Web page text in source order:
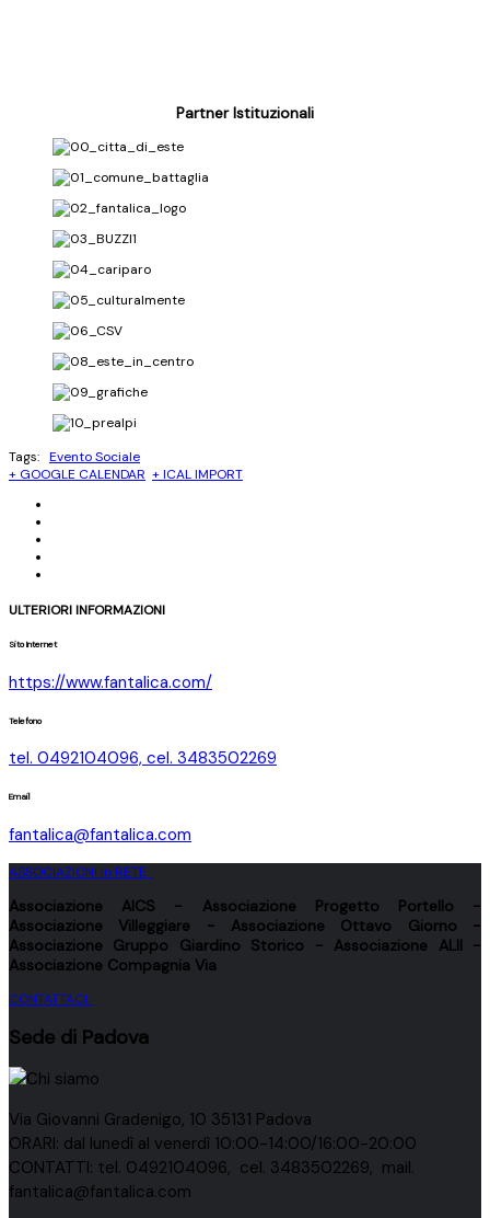
Partner Istituzionali
Tags: Evento Sociale
+ GOOGLE CALENDAR + ICAL IMPORT
ULTERIORI INFORMAZIONI
Sito Internet
https://www.fantalica.com/
Telefono
tel. 0492104096, cel. 3483502269
Email
fantalica@fantalica.com
ASSOCIAZIONI in RETE
Associazione AICS - Associazione Progetto Portello -
Associazione Villeggiare - Associazione Ottavo Giorno -
Associazione Gruppo Giardino Storico - Associazione ALII -
Associazione Compagnia Via
CONTATTACI
Sede di Padova
Via Giovanni Gradenigo, 10 35131 Padova
ORARI: dal lunedì al venerdì 10:00-14:00/16:00-20:00
CONTATTI: tel. 0492104096, cel. 3483502269, mail.
fantalica@fantalica.com